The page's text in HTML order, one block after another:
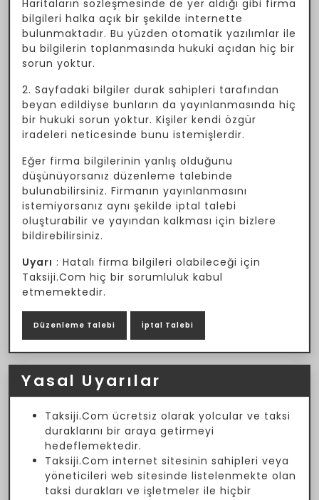
Haritaların sözleşmesinde de yer aldığı gibi firma
bilgileri halka açık bir şekilde internette
bulunmaktadır. Bu yüzden otomatik yazılımlar ile
bu bilgilerin toplanmasında hukuki açıdan hiç bir
sorun yoktur.
2. Sayfadaki bilgiler durak sahipleri tarafından
beyan edildiyse bunların da yayınlanmasında hiç
bir hukuki sorun yoktur. Kişiler kendi özgür
iradeleri neticesinde bunu istemişlerdir.
Eğer firma bilgilerinin yanlış olduğunu
düşünüyorsanız düzenleme talebinde
bulunabilirsiniz. Firmanın yayınlanmasını
istemiyorsanız aynı şekilde iptal talebi
oluşturabilir ve yayından kalkması için bizlere
bildirebilirsiniz.
Uyarı : Hatalı firma bilgileri olabileceği için
Taksiji.Com hiç bir sorumluluk kabul
etmemektedir.
Düzenleme Talebi İptal Talebi
Yasal Uyarılar
Taksiji.Com ücretsiz olarak yolcular ve taksi
duraklarını bir araya getirmeyi
hedeflemektedir.
Taksiji.Com internet sitesinin sahipleri veya
yöneticileri web sitesinde listelenmekte olan
taksi durakları ve işletmeler ile hiçbir